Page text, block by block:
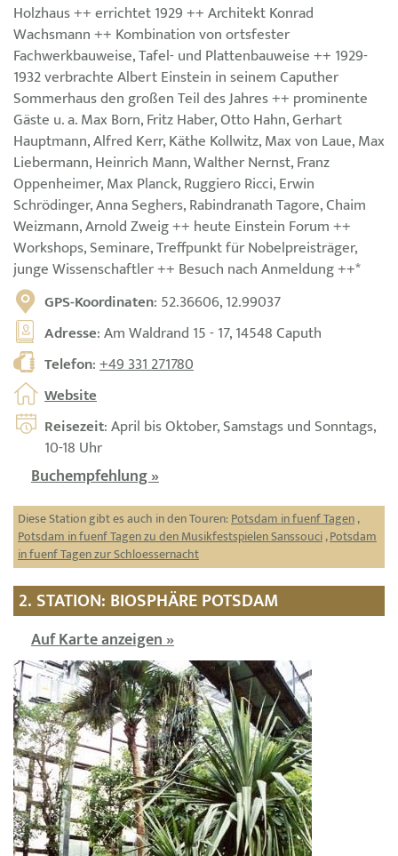
Holzhaus ++ errichtet 1929 ++ Architekt Konrad
Wachsmann ++ Kombination von ortsfester
Fachwerkbauweise, Tafel- und Plattenbauweise ++ 1929-
1932 verbrachte Albert Einstein in seinem Caputher
Sommerhaus den großen Teil des Jahres ++ prominente
Gäste u. a. Max Born, Fritz Haber, Otto Hahn, Gerhart
Hauptmann, Alfred Kerr, Käthe Kollwitz, Max von Laue, Max
Liebermann, Heinrich Mann, Walther Nernst, Franz
Oppenheimer, Max Planck, Ruggiero Ricci, Erwin
Schrödinger, Anna Seghers, Rabindranath Tagore, Chaim
Weizmann, Arnold Zweig ++ heute Einstein Forum ++
Workshops, Seminare, Treffpunkt für Nobelpreisträger,
junge Wissenschaftler ++ Besuch nach Anmeldung ++*
GPS-Koordinaten: 52.36606, 12.99037
Adresse: Am Waldrand 15 - 17, 14548 Caputh
Telefon:+49 331 271780
Website
Reisezeit: April bis Oktober, Samstags und Sonntags,
10-18 Uhr
Buchempfehlung »
Diese Station gibt es auch in den Touren:Potsdam in fuenf Tagen,
Potsdam in fuenf Tagen zu den Musikfestspielen Sanssouci,Potsdam
in fuenf Tagen zur Schloessernacht
2. STATION: BIOSPHÄRE POTSDAM
Auf Karte anzeigen »